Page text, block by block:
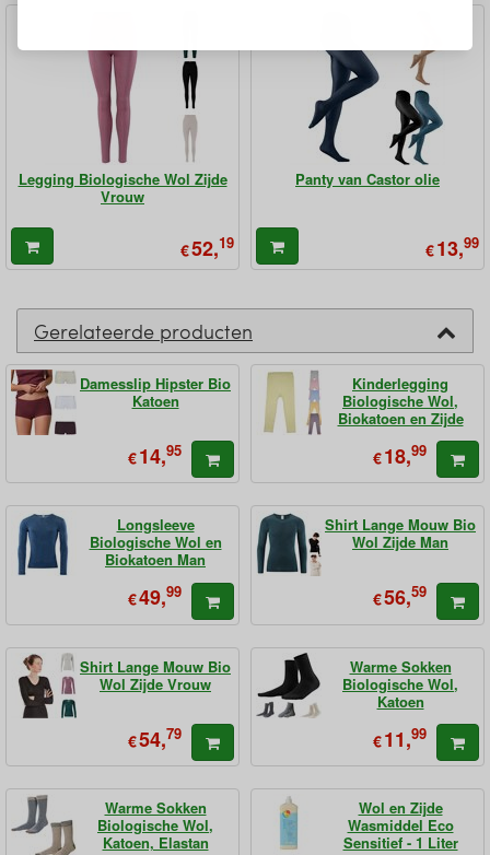
Legging Biologische Wol Zijde
Vrouw
€52,19
Panty van Castor olie
€13,99
Gerelateerde producten
Damesslip Hipster Bio
Katoen
€14,95
Kinderlegging
Biologische Wol,
Biokatoen en Zijde
€18,99
Longsleeve
Biologische Wol en
Biokatoen Man
€49,99
Shirt Lange Mouw Bio
Wol Zijde Man
€56,59
Shirt Lange Mouw Bio
Wol Zijde Vrouw
€54,79
Warme Sokken
Biologische Wol,
Katoen
€11,99
Warme Sokken
Biologische Wol,
Katoen, Elastan
Wol en Zijde
Wasmiddel Eco
Sensitief - 1 Liter